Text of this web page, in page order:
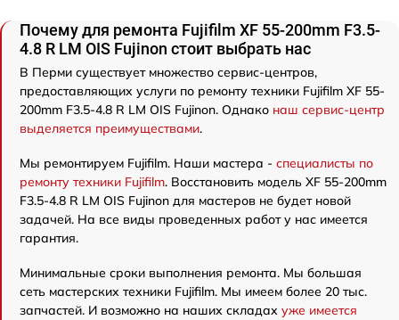
Почему для ремонта Fujifilm XF 55-200mm F3.5-
4.8 R LM OIS Fujinon стоит выбрать нас
В Перми существует множество сервис-центров,
предоставляющих услуги по ремонту техники Fujifilm XF 55-
200mm F3.5-4.8 R LM OIS Fujinon. Однако наш сервис-центр
выделяется преимуществами.
Мы ремонтируем Fujifilm. Наши мастера - специалисты по
ремонту техники Fujifilm. Восстановить модель XF 55-200mm
F3.5-4.8 R LM OIS Fujinon для мастеров не будет новой
задачей. На все виды проведенных работ у нас имеется
гарантия.
Минимальные сроки выполнения ремонта. Мы большая
сеть мастерских техники Fujifilm. Мы имеем более 20 тыс.
запчастей. И возможно на наших складах уже имеется